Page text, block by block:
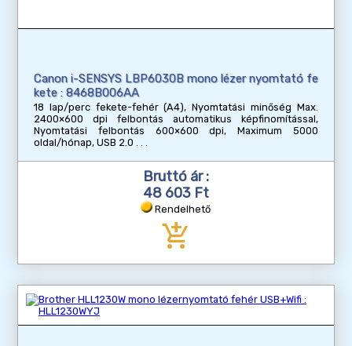
Canon i-SENSYS LBP6030B mono lézer nyomtató fe
kete : 8468B006AA
18 lap/perc fekete-fehér (A4), Nyomtatási minőség Max.
2400×600 dpi felbontás automatikus képfinomítással,
Nyomtatási felbontás 600×600 dpi, Maximum 5000
oldal/hónap, USB 2.0
Bruttó ár :
48 603 Ft
Rendelhető
add_shopping_cart